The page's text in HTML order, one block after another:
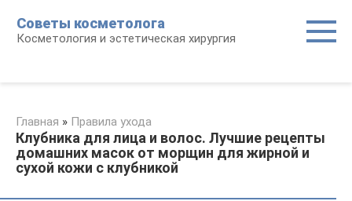
контенту
Советы косметолога
Косметология и эстетическая хирургия
Главная » Правила ухода
Клубника для лица и волос. Лучшие рецепты
домашних масок от морщин для жирной и
сухой кожи с клубникой